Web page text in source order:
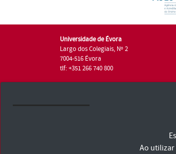
Universidade de Évora
Largo dos Colegiais, Nº 2
7004-516 Évora
tlf: +351 266 740 800
Consulte os Termos e Condições e
Ao